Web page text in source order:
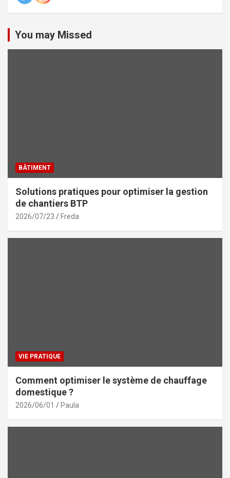
You may Missed
BÂTIMENT
Solutions pratiques pour optimiser la gestion
de chantiers BTP
2026/07/23 Freda
VIE PRATIQUE
Comment optimiser le système de chauffage
domestique ?
2026/06/01 Paula